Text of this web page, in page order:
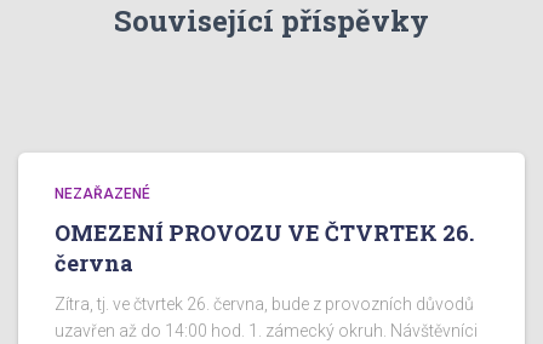
Související příspěvky
NEZAŘAZENÉ
OMEZENÍ PROVOZU VE ČTVRTEK 26.
června
Zítra, tj. ve čtvrtek 26. června, bude z provozních důvodů
uzavřen až do 14:00 hod. 1. zámecký okruh. Návštěvníci